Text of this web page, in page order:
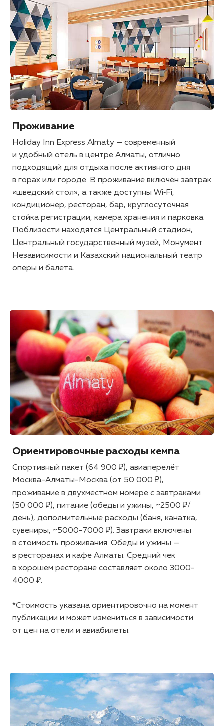
Проживание
Holiday Inn Express Almaty — современный
и удобный отель в центре Алматы, отлично
подходящий для отдыха после активного дня
в горах или городе. В проживание включён завтрак
«шведский стол», а также доступны Wi‑Fi,
кондиционер, ресторан, бар, круглосуточная
стойка регистрации, камера хранения и парковка.
Поблизости находятся Центральный стадион,
Центральный государственный музей, Монумент
Независимости и Казахский национальный театр
оперы и балета.
Ориентировочные расходы кемпа
Спортивный пакет (64 900 ₽), авиаперелёт
Москва-Алматы-Москва (от 50 000 ₽),
проживание в двухместном номере с завтраками
(50 000 ₽), питание (обеды и ужины, ~2500 ₽/
день), дополнительные расходы (баня, канатка,
сувениры, ~5000-7000 ₽). Завтраки включены
в стоимость проживания. Обеды и ужины —
в ресторанах и кафе Алматы. Средний чек
в хорошем ресторане составляет около 3000-
4000 ₽.
*Стоимость указана ориентировочно на момент
публикации и может измениться в зависимости
от цен на отели и авиабилеты.